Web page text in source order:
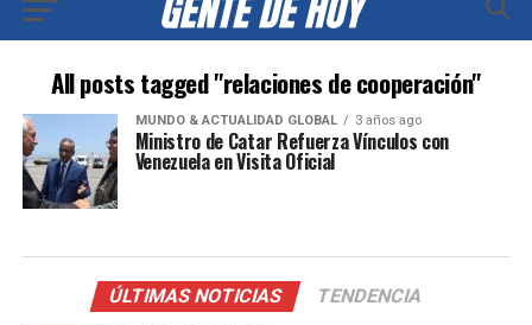
All posts tagged "relaciones de cooperación"
MUNDO & ACTUALIDAD GLOBAL 3 años ago
Ministro de Catar Refuerza Vínculos con
Venezuela en Visita Oficial
ÚLTIMAS NOTICIAS TENDENCIA